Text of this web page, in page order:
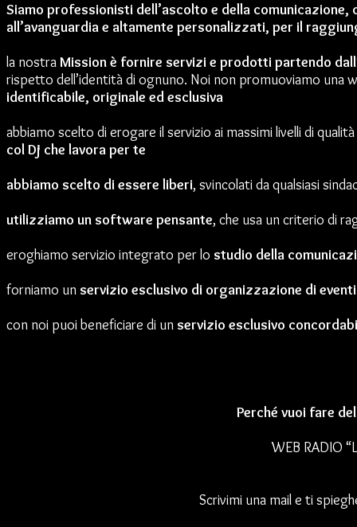
Siamo professionisti dell’ascolto e della
all’avanguardia e altamente personalizzati, per il
la nostraMission è fornire servizi e prodotti partendo
rispetto dell’identità di ognuno. Noi non promuoviamo una
identificabile, originale ed esclusiva
abbiamo scelto di erogare il servizio ai massimi livelli di
col Dj che lavora per te
abbiamo scelto di essere liberi, svincolati da qualsiasi
utilizziamo un software pensante, che usa un criterio di
eroghiamo servizio integrato per lo studio della
forniamo un servizio esclusivo di organizzazione di
con noi puoi beneficiare di un servizio esclusivo
Perché vuoi fare
WEB RADIO
Scrivimi una mail e ti